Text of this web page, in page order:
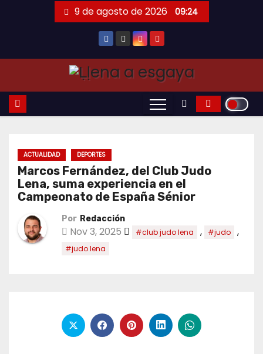
9 de agosto de 2026 09:24
ACTUALIDAD DEPORTES
Marcos Fernández, del Club Judo
Lena, suma experiencia en el
Campeonato de España Sénior
Por Redacción
Nov 3, 2025 #club judo lena , #judo ,
#judo lena